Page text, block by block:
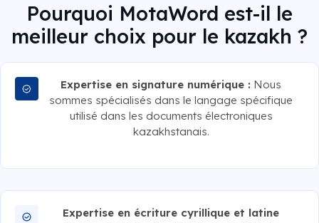
Pourquoi MotaWord est-il le
meilleur choix pour le kazakh ?
Expertise en signature numérique : Nous
sommes spécialisés dans le langage spécifique
utilisé dans les documents électroniques
kazakhstanais.
Expertise en écriture cyrillique et latine